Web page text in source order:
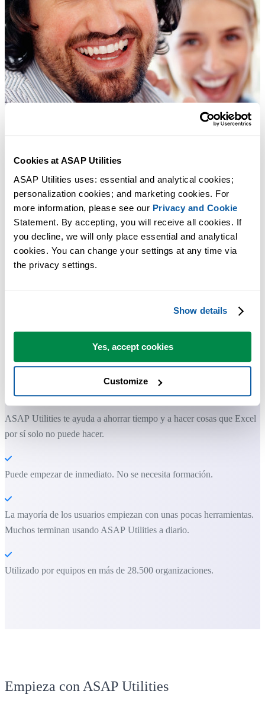
Cookies at ASAP Utilities
ASAP Utilities uses: essential and analytical cookies;
personalization cookies; and marketing cookies. For
more information, please see our Privacy and Cookie
Statement. By accepting, you will receive all cookies. If
you decline, we will only place essential and analytical
cookies. You can change your settings at any time via
the privacy settings.
Show details
Yes, accept cookies
Customize
Herramientas prácticas que muchos usuarios desearían tener en Excel.
Ahorra tiempo en Excel. Así de fácil.
ASAP Utilities te ayuda a ahorrar tiempo y a hacer cosas que Excel
por sí solo no puede hacer.
Puede empezar de inmediato. No se necesita formación.
La mayoría de los usuarios empiezan con unas pocas herramientas.
Muchos terminan usando ASAP Utilities a diario.
Utilizado por equipos en más de 28.500 organizaciones.
Empieza con ASAP Utilities